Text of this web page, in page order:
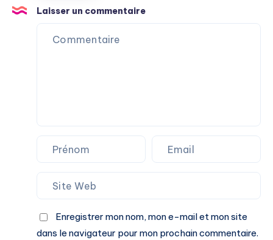
les
Oméga-
Laisser un commentaire
Enregistrer mon nom, mon e-mail et mon site
dans le navigateur pour mon prochain commentaire.